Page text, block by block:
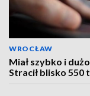
WROCŁAW
Miał szybko i
Stracił blisko 550